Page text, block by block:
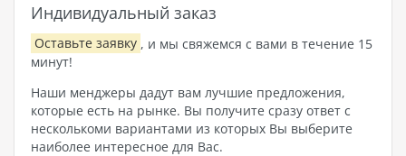
Индивидуальный заказ
Оставьте заявку , и мы свяжемся с вами в течение 15
минут!
Наши менджеры дадут вам лучшие предложения,
которые есть на рынке. Вы получите сразу ответ с
несколькоми вариантами из которых Вы выберите
наиболее интересное для Вас.